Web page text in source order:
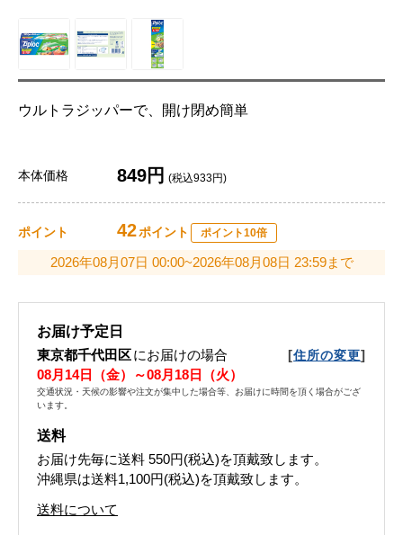
ウルトラジッパーで、開け閉め簡単
本体価格 849円 (税込933円)
ポイント 42ポイント ポイント10倍
2026年08月07日 00:00~2026年08月08日 23:59まで
お届け予定日
東京都千代田区にお届けの場合 [住所の変更]
08月14日（金）～08月18日（火）
交通状況・天候の影響や注文が集中した場合等、お届けに時間を頂く場合がござ
います。
送料
お届け先毎に送料 550円(税込)を頂戴致します。
沖縄県は送料1,100円(税込)を頂戴致します。
送料について